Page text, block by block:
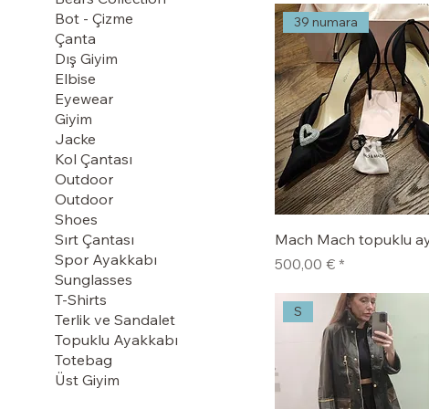
Bot - Çizme
Çanta
Dış Giyim
Elbise
Eyewear
Giyim
Jacke
Kol Çantası
Outdoor
Outdoor
Shoes
Sırt Çantası
Spor Ayakkabı
Sunglasses
T-Shirts
Terlik ve Sandalet
Topuklu Ayakkabı
Totebag
Üst Giyim
39 numara
Mach Mach topuklu
Fiyat
500,00 €
S